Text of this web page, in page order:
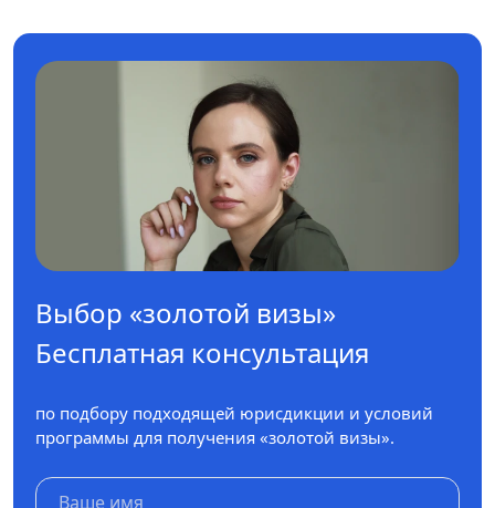
Выбор «золотой визы»
Бесплатная консультация
по подбору подходящей юрисдикции и условий
программы для получения «золотой визы».